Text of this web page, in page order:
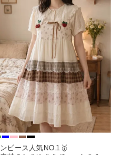
ピース人気NO.1🥇